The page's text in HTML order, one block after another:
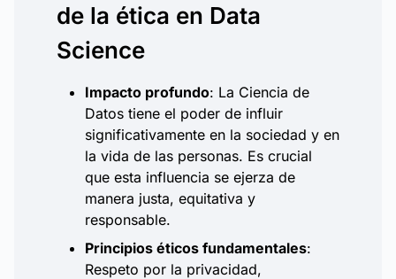
de la ética en Data
Science
Impacto profundo: La Ciencia de
Datos tiene el poder de influir
significativamente en la sociedad y en
la vida de las personas. Es crucial
que esta influencia se ejerza de
manera justa, equitativa y
responsable.
Principios éticos fundamentales:
Respeto por la privacidad,